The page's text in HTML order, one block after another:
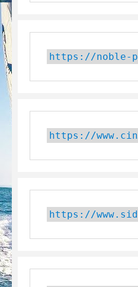
https://noble-
https://
https://